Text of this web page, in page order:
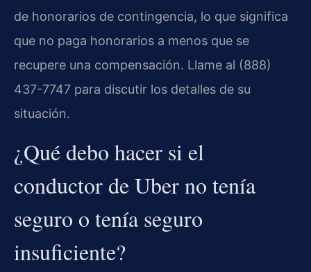
de honorarios de contingencia, lo que significa
que no paga honorarios a menos que se
recupere una compensación. Llame al (888)
437-7747 para discutir los detalles de su
situación.
¿Qué debo hacer si el
conductor de Uber no tenía
seguro o tenía seguro
insuficiente?